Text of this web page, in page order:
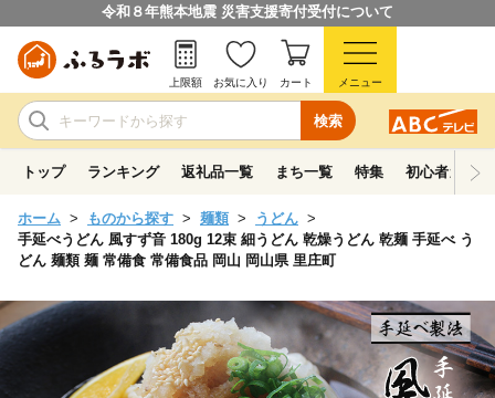
令和８年熊本地震 災害支援寄付受付について
検索
上限額 お気に入り カート メニュー
トップ ランキング 返礼品一覧 まち一覧 特集 初心者ガイド
ホーム ものから探す 麺類
うどん
手延べうどん 風すず音 180g 12束 細うどん 乾燥うどん 乾麺 手延べ う
どん 麺類 麺 常備食 常備食品 岡山 岡山県 里庄町